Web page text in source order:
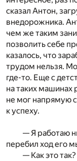
сказал Антон,
внедорожника.
чем же таким
позволить себе
казалось, что
трудом нельзя.
где-то. Еще с
на таких
не мог напрямую
к успеху.
— Я работаю
перебил ход его
— Как это